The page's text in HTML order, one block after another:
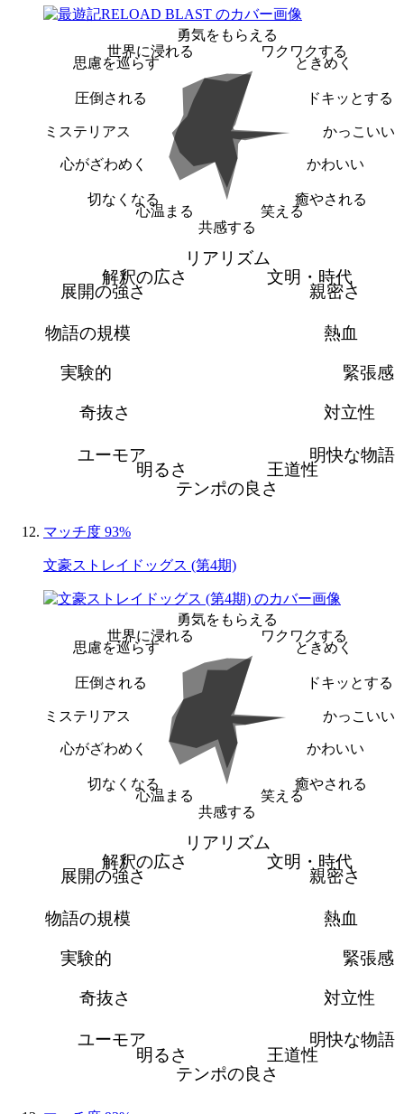
勇気をもらえる
ワクワクする
ときめく
ドキッとする
かっこいい
かわいい
癒やされる
笑える
共感する
心温まる
切なくなる
心がざわめく
ミステリアス
圧倒される
思慮を巡らす
世界に浸れる
リアリズム
文明・時代
親密さ
熱血
緊張感
対立性
明快な物語
王道性
テンポの良さ
明るさ
ユーモア
奇抜さ
実験的
物語の規模
展開の強さ
解釈の広さ
マッチ度 93%
文豪ストレイドッグス (第4期)
勇気をもらえる
ワクワクする
ときめく
ドキッとする
かっこいい
かわいい
癒やされる
笑える
共感する
心温まる
切なくなる
心がざわめく
ミステリアス
圧倒される
思慮を巡らす
世界に浸れる
リアリズム
文明・時代
親密さ
熱血
緊張感
対立性
明快な物語
王道性
テンポの良さ
明るさ
ユーモア
奇抜さ
実験的
物語の規模
展開の強さ
解釈の広さ